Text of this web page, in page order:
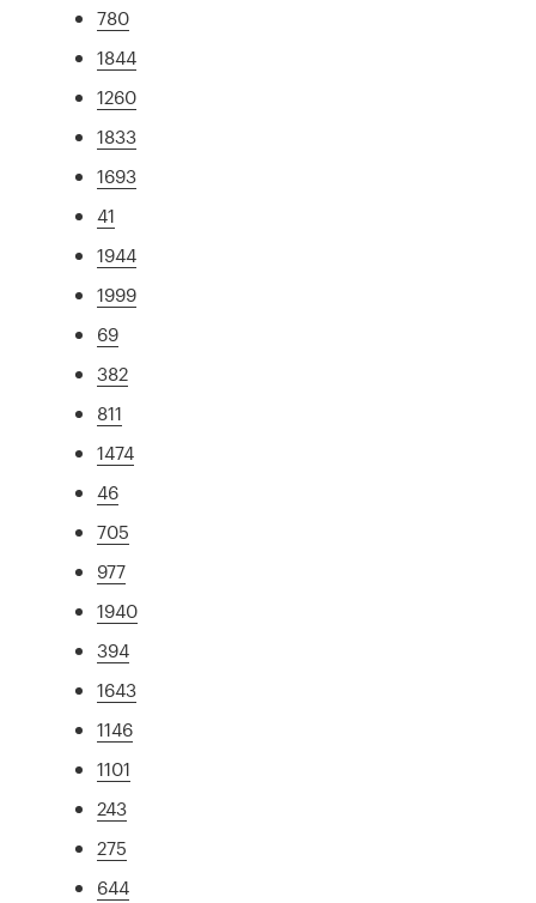
780
1844
1260
1833
1693
41
1944
1999
69
382
811
1474
46
705
977
1940
394
1643
1146
1101
243
275
644